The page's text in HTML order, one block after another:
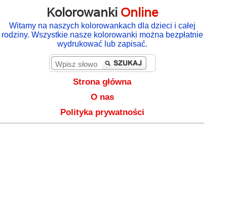
Kolorowanki Online
Witamy na naszych kolorowankach dla dzieci i całej
rodziny. Wszystkie nasze kolorowanki można bezpłatnie
wydrukować lub zapisać.
Strona główna
O nas
Polityka prywatności